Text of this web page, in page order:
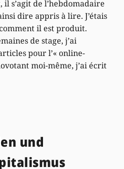
s’agit de l’hebdomadaire
dire appris à lire. J’étais
il est produit.
de stage, j’ai
pour l’« online-
moi-même, j’ai écrit
und